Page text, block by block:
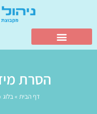
הסרת
דף הבית »בלוג